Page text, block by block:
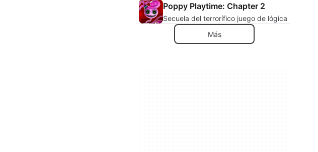
Poppy Playtime: Chapter 2
Secuela del terrorífico juego de lógica
Más